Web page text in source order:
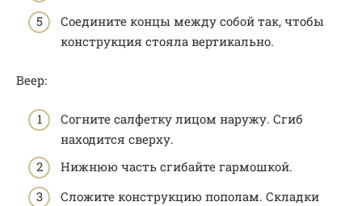
Соедините концы между собой так, чтобы
конструкция стояла вертикально.
Веер:
Согните салфетку лицом наружу. Сгиб
находится сверху.
Нижнюю часть сгибайте гармошкой.
Сложите конструкцию пополам. Складки